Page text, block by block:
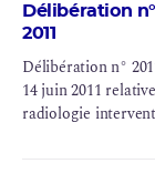
Délibération
2011
Délibération n°
14 juin 2011
radiologie